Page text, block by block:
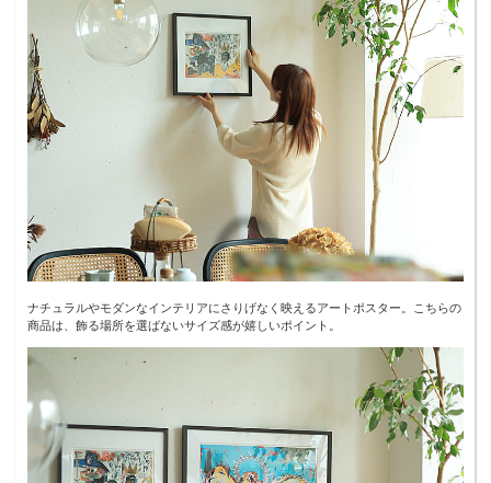
ナチュラルやモダンなインテリアにさりげなく映えるアートポスター。こちらの
商品は、飾る場所を選ばないサイズ感が嬉しいポイント。